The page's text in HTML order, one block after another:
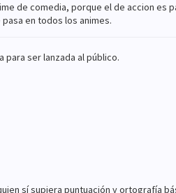
de comedia, porque el de accion es
en todos los animes.
ser lanzada al público.
sí supiera puntuación y ortografía